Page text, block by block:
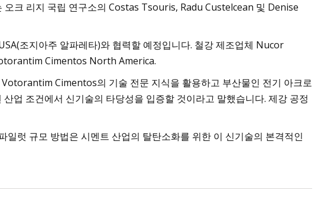
크 리지 국립 연구소의 Costas Tsouris, Radu Custelcean 및 Denise
조지아주 알파레타)와 협력할 예정입니다. 철강 제조업체 Nucor
Cimentos North America.
Cimentos의 기술 전문 지식을 활용하고 부산물인 전기 아크로
업 조건에서 신기술의 타당성을 입증할 것이라고 말했습니다. 제강 공정
럿 규모 방법은 시멘트 산업의 탈탄소화를 위한 이 신기술의 본격적인